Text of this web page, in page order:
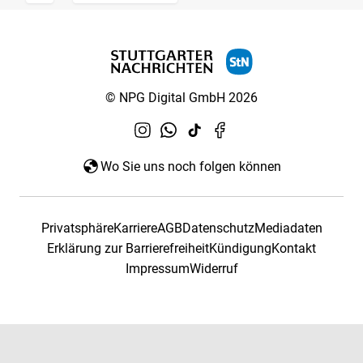
© NPG Digital GmbH 2026
Wo Sie uns noch folgen können
PrivatsphäreKarriereAGBDatenschutzMediadaten
Erklärung zur BarrierefreiheitKündigungKontakt
ImpressumWiderruf